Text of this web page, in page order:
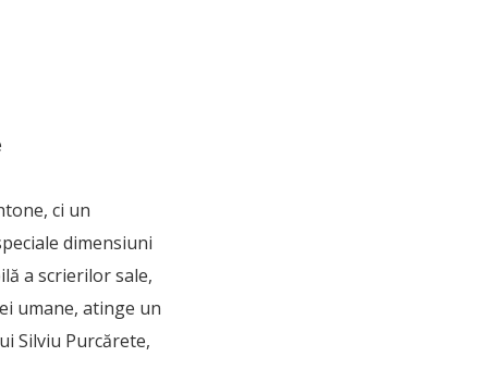
ci un
dimensiuni
a scrierilor sale,
umane, atinge un
Silviu Purcărete,